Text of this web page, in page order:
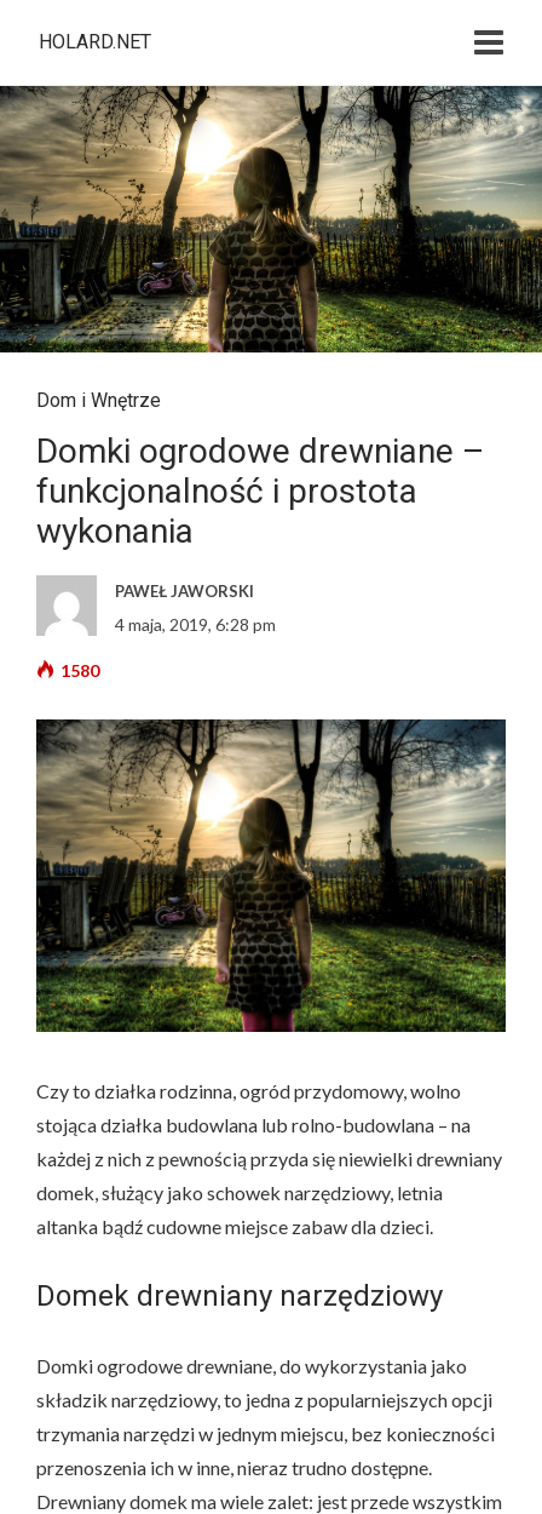
HOLARD.NET
Dom i Wnętrze
Domki ogrodowe drewniane –
funkcjonalność i prostota
wykonania
PAWEŁ JAWORSKI
4 maja, 2019, 6:28 pm
1580
Czy to działka rodzinna, ogród przydomowy, wolno
stojąca działka budowlana lub rolno-budowlana – na
każdej z nich z pewnością przyda się niewielki drewniany
domek, służący jako schowek narzędziowy, letnia
altanka bądź cudowne miejsce zabaw dla dzieci.
Domek drewniany narzędziowy
Domki ogrodowe drewniane, do wykorzystania jako
składzik narzędziowy, to jedna z popularniejszych opcji
trzymania narzędzi w jednym miejscu, bez konieczności
przenoszenia ich w inne, nieraz trudno dostępne.
Drewniany domek ma wiele zalet: jest przede wszystkim